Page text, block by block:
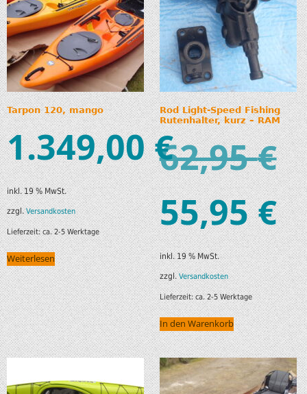
Tarpon 120, mango
1.349,00€
inkl. 19 % MwSt.
zzgl.Versandkosten
Lieferzeit:ca. 2-5 Werktage
Weiterlesen
Rod Light-Speed Fishing
Rutenhalter, kurz – RAM
62,95€
55,95€
inkl. 19 % MwSt.
zzgl.Versandkosten
Lieferzeit:ca. 2-5 Werktage
In den Warenkorb